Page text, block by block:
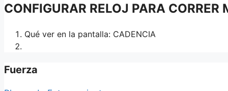
CONFIGURAR RELOJ PARA CORRER
Qué ver en la pantalla: CADENCIA
Fuerza